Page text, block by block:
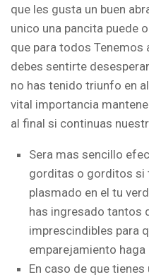
que les gusta un buen
unico una pancita puede
que para todos Tenemos
debes sentirte
no has tenido triunfo en
vital importancia
al final si continuas
Sera mas sencillo
gorditas o gorditos si
plasmado en el tu
has ingresado tantos
imprescindibles para
emparejamiento haga
En caso de que